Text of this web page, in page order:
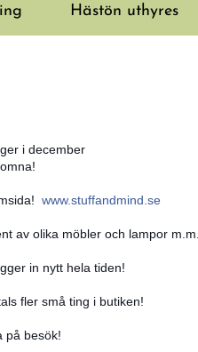
Hästön uthyres
i december
www.stuffandmind.se
av olika möbler och lampor m.m.
in nytt hela tiden!
fler små ting i butiken!
på besök!